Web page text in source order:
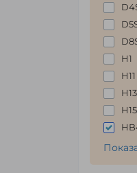
H1
H11
H15